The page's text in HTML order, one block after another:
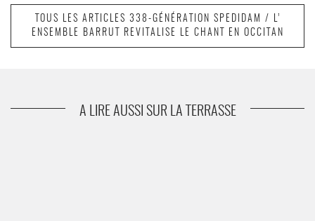
TOUS LES ARTICLES 338-GÉNÉRATION SPEDIDAM / L’
ENSEMBLE BARRUT REVITALISE LE CHANT EN OCCITAN
A LIRE AUSSI SUR LA TERRASSE